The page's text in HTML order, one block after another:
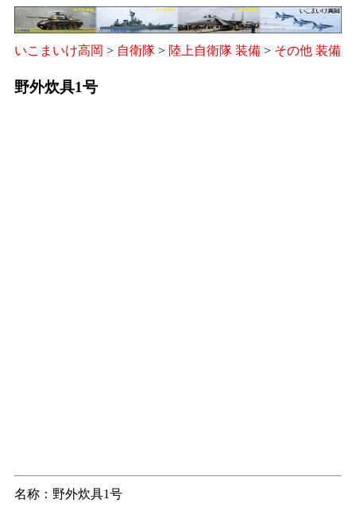
いこまいけ高岡 > 自衛隊 > 陸上自衛隊 装備 > その他 装備
野外炊具1号
名称：野外炊具1号